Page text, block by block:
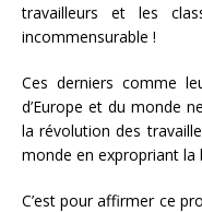
travailleurs et les
incommensurable !
Ces derniers comme
d’Europe et du monde
la révolution des
monde en expropriant la
C’est pour affirmer ce